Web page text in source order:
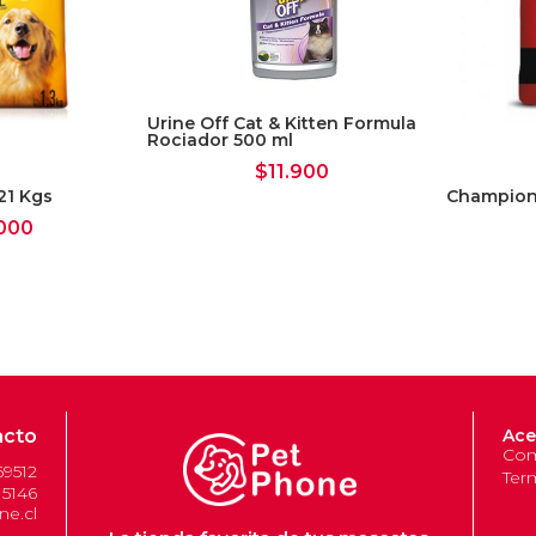
Niveles de Garantía
Humedad (máx.) 10% Proteína Cruda (mín.)
(máx.) 7.5% Calcio 0.8% - 1.2% Fósforo (mín.)
2.5% Saponinas (mín.) 21mg/kg Cobre
(complejo orgánico) (mín.) 0.12mg/kg Zinc
Kgs
Urine Off Cat & Kitten Formula
Rociador 500 ml
$11.900